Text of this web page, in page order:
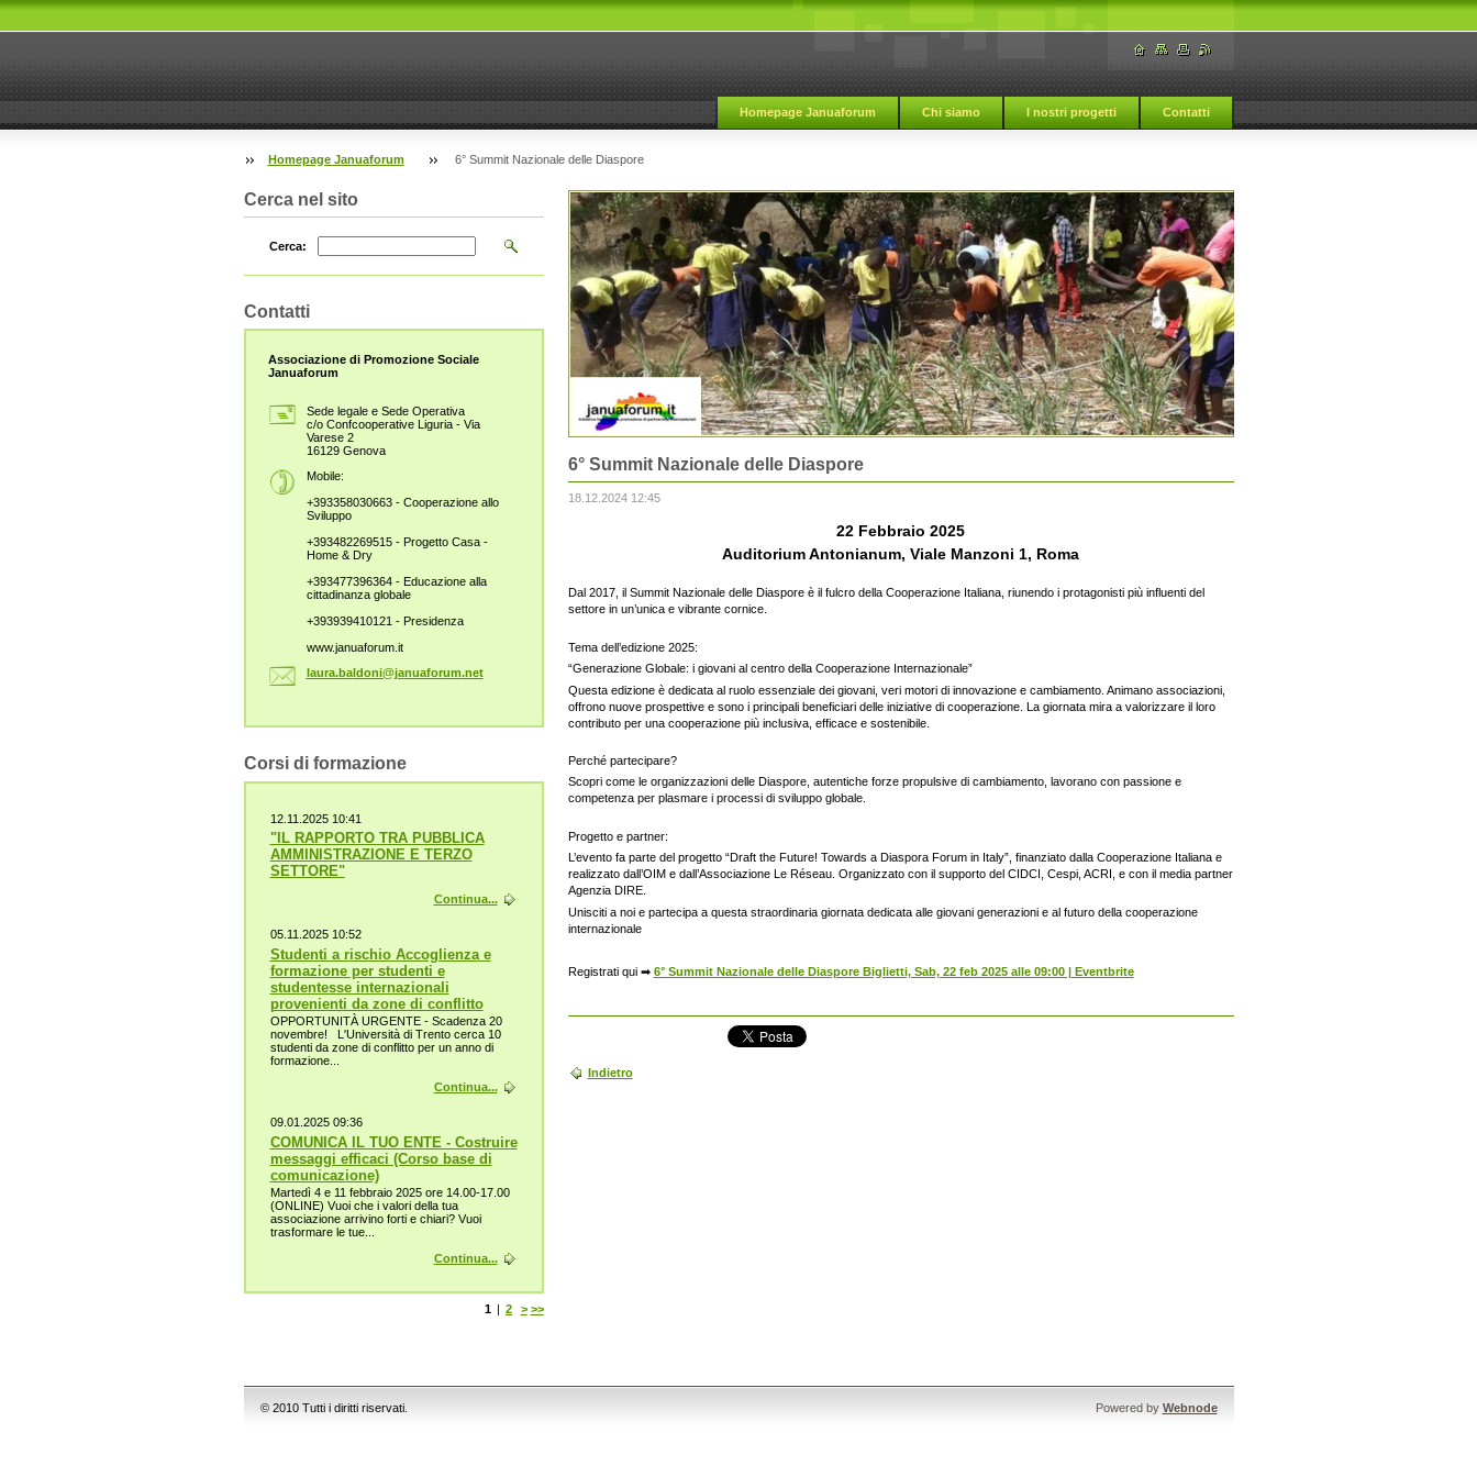
Homepage Januaforum Chi siamo I nostri progetti Contatti
Homepage Januaforum 6° Summit Nazionale delle Diaspore
6° Summit Nazionale delle Diaspore
18.12.2024 12:45
22 Febbraio 2025
Auditorium Antonianum, Viale Manzoni 1, Roma
Dal 2017, il Summit Nazionale delle Diaspore è il fulcro della Cooperazione Italiana, riunendo i protagonisti più influenti del
settore in un’unica e vibrante cornice.
Tema dell’edizione 2025:
“Generazione Globale: i giovani al centro della Cooperazione Internazionale”
Questa edizione è dedicata al ruolo essenziale dei giovani, veri motori di innovazione e cambiamento. Animano associazioni,
offrono nuove prospettive e sono i principali beneficiari delle iniziative di cooperazione. La giornata mira a valorizzare il loro
contributo per una cooperazione più inclusiva, efficace e sostenibile.
Perché partecipare?
Scopri come le organizzazioni delle Diaspore, autentiche forze propulsive di cambiamento, lavorano con passione e
competenza per plasmare i processi di sviluppo globale.
Progetto e partner:
L’evento fa parte del progetto “Draft the Future! Towards a Diaspora Forum in Italy”, finanziato dalla Cooperazione Italiana e
realizzato dall’OIM e dall’Associazione Le Réseau. Organizzato con il supporto del CIDCI, Cespi, ACRI, e con il media partner
Agenzia DIRE.
Unisciti a noi e partecipa a questa straordinaria giornata dedicata alle giovani generazioni e al futuro della cooperazione
internazionale
Registrati qui ➡ 6° Summit Nazionale delle Diaspore Biglietti, Sab, 22 feb 2025 alle 09:00 | Eventbrite
Indietro
Cerca nel sito
Cerca:
Contatti
Associazione di Promozione Sociale
Januaforum
Sede legale e Sede Operativa
c/o Confcooperative Liguria - Via
Varese 2
16129 Genova
Mobile:
+393358030663 - Cooperazione allo
Sviluppo
+393482269515 - Progetto Casa -
Home & Dry
+393477396364 - Educazione alla
cittadinanza globale
+393939410121 - Presidenza
www.januaforum.it
laura.baldoni@januaforum.net
Corsi di formazione
12.11.2025 10:41
"IL RAPPORTO TRA PUBBLICA
AMMINISTRAZIONE E TERZO
SETTORE"
Continua...
05.11.2025 10:52
Studenti a rischio Accoglienza e
formazione per studenti e
studentesse internazionali
provenienti da zone di conflitto
OPPORTUNITÀ URGENTE - Scadenza 20
novembre! L'Università di Trento cerca 10
studenti da zone di conflitto per un anno di
formazione...
Continua...
09.01.2025 09:36
COMUNICA IL TUO ENTE - Costruire
messaggi efficaci (Corso base di
comunicazione)
Martedì 4 e 11 febbraio 2025 ore 14.00-17.00
(ONLINE) Vuoi che i valori della tua
associazione arrivino forti e chiari? Vuoi
trasformare le tue...
Continua...
1 2 > >>
© 2010 Tutti i diritti riservati. Powered by Webnode